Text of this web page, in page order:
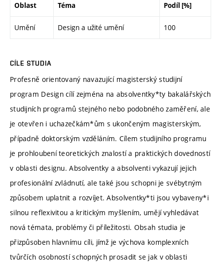
Oblast Téma Podíl [%]
Umění Design a užité umění 100
CÍLE STUDIA
Profesně orientovaný navazující magisterský studijní
program Design cílí zejména na absolventky*ty bakalářských
studijních programů stejného nebo podobného zaměření, ale
je otevřen i uchazečkám*ům s ukončeným magisterským,
případně doktorským vzděláním. Cílem studijního programu
je prohloubení teoretických znalostí a praktických dovedností
v oblasti designu. Absolventky a absolventi vykazují jejich
profesionální zvládnutí, ale také jsou schopni je svébytným
způsobem uplatnit a rozvíjet. Absolventky*ti jsou vybaveny*i
silnou reflexivitou a kritickým myšlením, umějí vyhledávat
nová témata, problémy či příležitosti. Obsah studia je
přizpůsoben hlavnímu cíli, jímž je výchova komplexních
tvůrčích osobností schopných prosadit se jak v oblasti